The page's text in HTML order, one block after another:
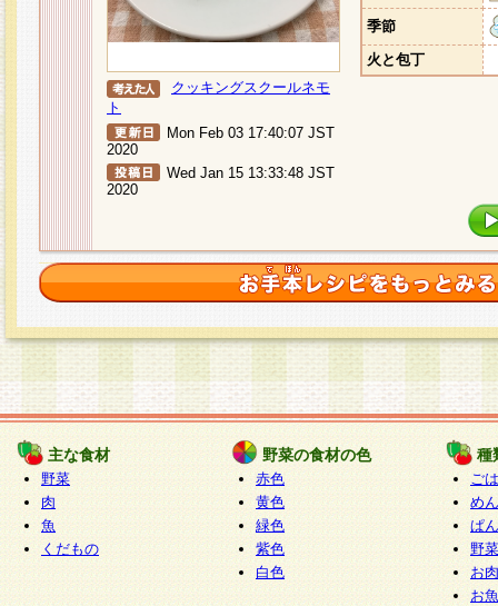
クッキングスクールネモ
ト
Mon Feb 03 17:40:07 JST
2020
Wed Jan 15 13:33:48 JST
2020
季節
火と包丁
主な食材
野菜
肉
魚
くだもの
野菜の食材の色
赤色
黄色
緑色
紫色
白色
種
ご
めん
ぱん
野
お
お